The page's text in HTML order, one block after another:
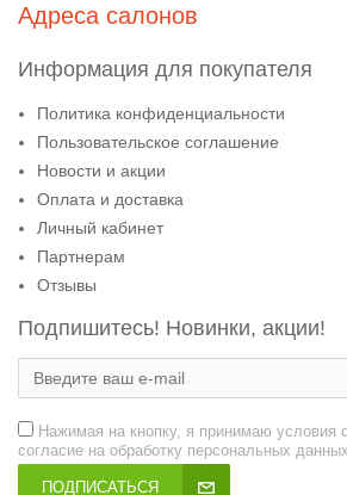
Адреса салонов
Информация для покупателя
Политика конфиденциальности
Пользовательское соглашение
Новости и акции
Оплата и доставка
Личный кабинет
Партнерам
Отзывы
Подпишитесь! Новинки, акции!
Нажимая на кнопку, я принимаю условия
согласие на обработку персональных данных.
ПОДПИСАТЬСЯ